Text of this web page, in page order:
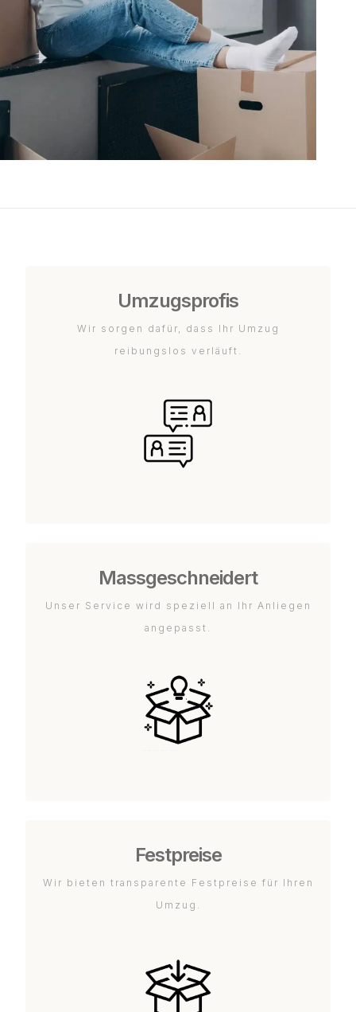
Umzugsprofis
Wir sorgen dafür, dass Ihr Umzug
reibungslos verläuft.
Massgeschneidert
Unser Service wird speziell an Ihr Anliegen
angepasst.
Festpreise
Wir bieten transparente Festpreise für Ihren
Umzug.